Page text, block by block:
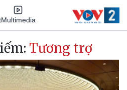
Multimedia
Tương trợ